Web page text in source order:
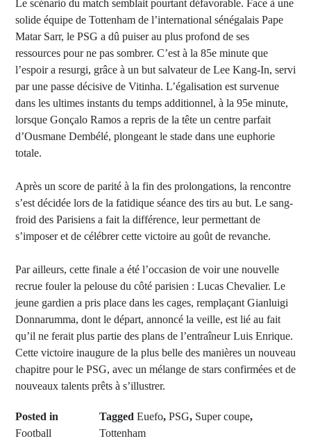
Le scénario du match semblait pourtant défavorable. Face à une
solide équipe de Tottenham de l’international sénégalais Pape
Matar Sarr, le PSG a dû puiser au plus profond de ses
ressources pour ne pas sombrer. C’est à la 85e minute que
l’espoir a resurgi, grâce à un but salvateur de Lee Kang-In, servi
par une passe décisive de Vitinha. L’égalisation est survenue
dans les ultimes instants du temps additionnel, à la 95e minute,
lorsque Gonçalo Ramos a repris de la tête un centre parfait
d’Ousmane Dembélé, plongeant le stade dans une euphorie
totale.
Après un score de parité à la fin des prolongations, la rencontre
s’est décidée lors de la fatidique séance des tirs au but. Le sang-
froid des Parisiens a fait la différence, leur permettant de
s’imposer et de célébrer cette victoire au goût de revanche.
Par ailleurs, cette finale a été l’occasion de voir une nouvelle
recrue fouler la pelouse du côté parisien : Lucas Chevalier. Le
jeune gardien a pris place dans les cages, remplaçant Gianluigi
Donnarumma, dont le départ, annoncé la veille, est lié au fait
qu’il ne ferait plus partie des plans de l’entraîneur Luis Enrique.
Cette victoire inaugure de la plus belle des manières un nouveau
chapitre pour le PSG, avec un mélange de stars confirmées et de
nouveaux talents prêts à s’illustrer.
Posted in
Football
Tagged Euefo, PSG, Super coupe,
Tottenham